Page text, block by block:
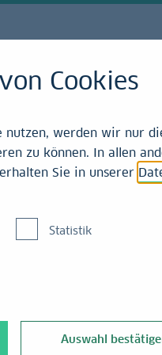
der
erwerben Ansprüche
von 30 bis 50
Konsequenzen
Cookies
nutzen, werden wir nur
zu können. In allen
Sie in unserer
Statistik
Auswahl